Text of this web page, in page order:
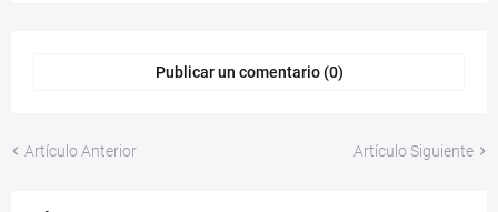
Publicar un comentario (0)
Artículo Anterior Artículo Siguiente